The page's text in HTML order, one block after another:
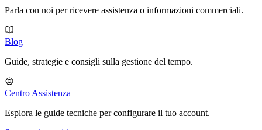
Parla con noi per ricevere assistenza o informazioni commerciali.
Blog
Guide, strategie e consigli sulla gestione del tempo.
Centro Assistenza
Esplora le guide tecniche per configurare il tuo account.